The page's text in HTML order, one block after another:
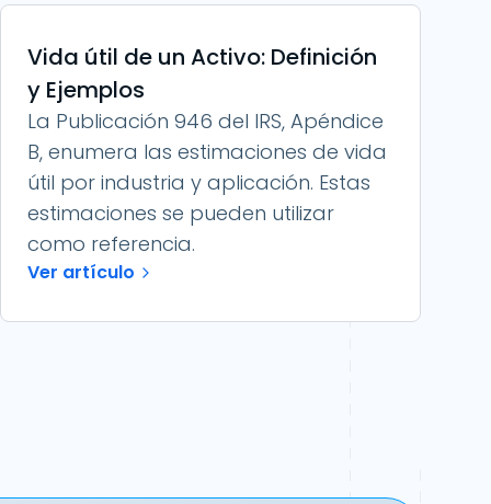
Vida útil de un Activo: Definición
y Ejemplos
La Publicación 946 del IRS, Apéndice
B, enumera las estimaciones de vida
útil por industria y aplicación. Estas
estimaciones se pueden utilizar
como referencia.
Ver artículo